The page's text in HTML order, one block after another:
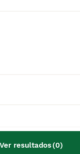
Ver resultados(0)
entre